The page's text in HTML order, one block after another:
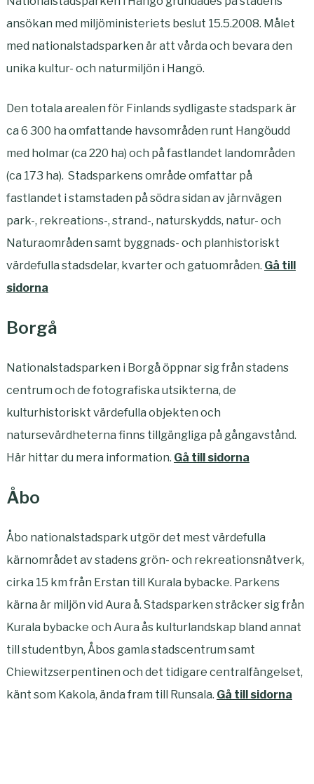
ansökan med miljöministeriets beslut 15.5.2008. Målet
med nationalstadsparken är att vårda och bevara den
unika kultur- och naturmiljön i Hangö.
Den totala arealen för Finlands sydligaste stadspark är
ca 6 300 ha omfattande havsområden runt Hangöudd
med holmar (ca 220 ha) och på fastlandet landområden
(ca 173 ha). Stadsparkens område omfattar på
fastlandet i stamstaden på södra sidan av järnvägen
park-, rekreations-, strand-, naturskydds, natur- och
Naturaområden samt byggnads- och planhistoriskt
värdefulla stadsdelar, kvarter och gatuområden. Gå till
sidorna
Borgå
Nationalstadsparken i Borgå öppnar sig från stadens
centrum och de fotografiska utsikterna, de
kulturhistoriskt värdefulla objekten och
natursevärdheterna finns tillgängliga på gångavstånd.
Här hittar du mera information. Gå till sidorna
Åbo
Åbo nationalstadspark utgör det mest värdefulla
kärnområdet av stadens grön- och rekreationsnätverk,
cirka 15 km från Erstan till Kurala bybacke. Parkens
kärna är miljön vid Aura å. Stadsparken sträcker sig från
Kurala bybacke och Aura ås kulturlandskap bland annat
till studentbyn, Åbos gamla stadscentrum samt
Chiewitzserpentinen och det tidigare centralfängelset,
känt som Kakola, ända fram till Runsala. Gå till sidorna